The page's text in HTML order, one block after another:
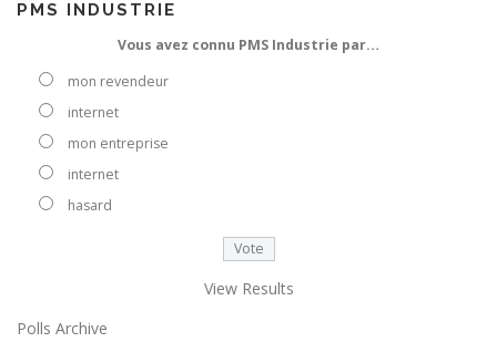
PMS INDUSTRIE
Vous avez connu PMS Industrie par…
mon revendeur
internet
mon entreprise
internet
hasard
View Results
Polls Archive